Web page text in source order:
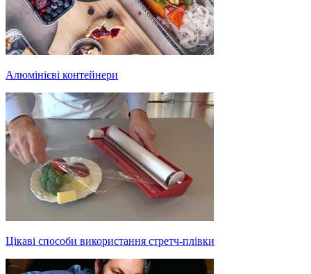
Алюмінієві контейнери
Цікаві способи використання стретч-плівки